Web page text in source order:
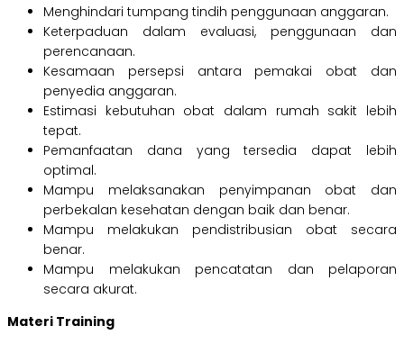
Menghindari tumpang tindih penggunaan anggaran.
Keterpaduan dalam evaluasi, penggunaan dan
perencanaan.
Kesamaan persepsi antara pemakai obat dan
penyedia anggaran.
Estimasi kebutuhan obat dalam rumah sakit lebih
tepat.
Pemanfaatan dana yang tersedia dapat lebih
optimal.
Mampu melaksanakan penyimpanan obat dan
perbekalan kesehatan dengan baik dan benar.
Mampu melakukan pendistribusian obat secara
benar.
Mampu melakukan pencatatan dan pelaporan
secara akurat.
Materi Training